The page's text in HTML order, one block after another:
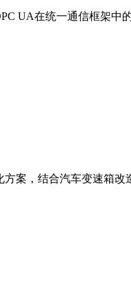
UA在统一通信框架中
案，结合汽车变速箱